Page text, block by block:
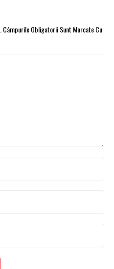
Câmpurile Obligatorii Sunt Marcate Cu